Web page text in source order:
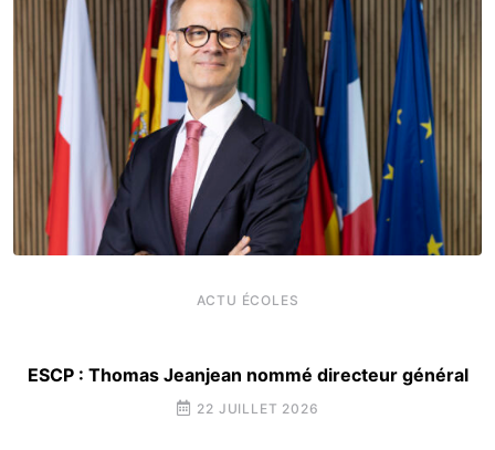
ACTU ÉCOLES
ESCP : Thomas Jeanjean nommé directeur général
22 JUILLET 2026